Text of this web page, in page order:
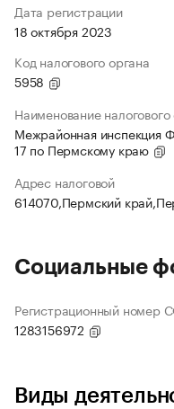
Дата регистрации
18 октября 2023
Код налогового органа
5958
Наименование налогового
Межрайонная инспекция
17 по Пермскому краю
Адрес налоговой
614070,Пермский
Социальные
Регистрационный номер
1283156972
Виды